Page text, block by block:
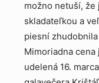
možno netuší, že
skladateľkou a
piesní zhudobnila
Mimoriadna cena
udelená 16.